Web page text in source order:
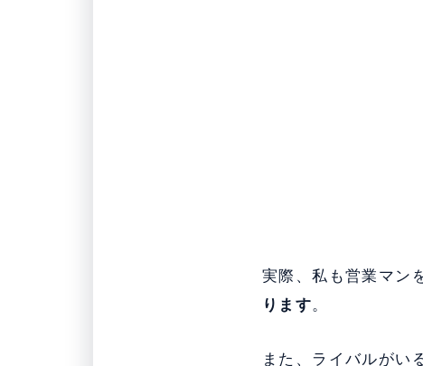
実際、私も営業マン
ります。
また、ライバルがい